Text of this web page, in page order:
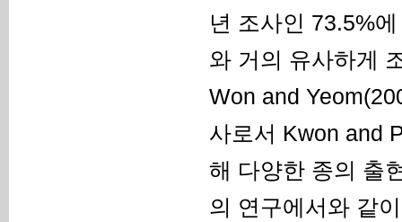
년 조사인 73.5%
와 거의 유사하게
Won and
사로서 Kwon and
해 다양한 종의 출
의 연구에서와 같